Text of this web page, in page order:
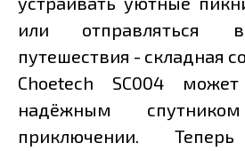
или отправляться
путешествия - складная
Choetech SC004
надёжным
приключении.